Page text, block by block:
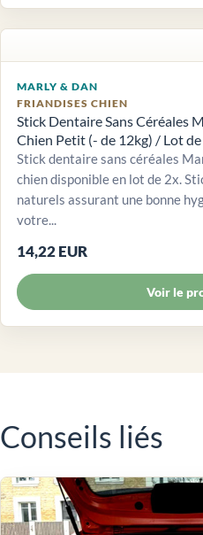
MARLY & DAN
FRIANDISES CHIEN
Stick Dentaire Sans Céréales
Chien Petit (- de 12kg) / Lot
Stick dentaire sans céréales
chien disponible en lot de 2x.
naturels assurant une bonne
votre...
14,22 EUR
Voir le
Conseils liés